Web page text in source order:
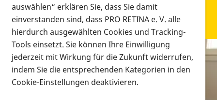
Infomaterial
Infomaterial
auswählen“ erklären Sie, dass Sie damit
einverstanden sind, dass PRO RETINA e. V. alle
hierdurch ausgewählten Cookies und Tracking-
Tools einsetzt. Sie können Ihre Einwilligung
jederzeit mit Wirkung für die Zukunft widerrufen,
indem Sie die entsprechenden Kategorien in den
Cookie-Einstellungen deaktivieren.